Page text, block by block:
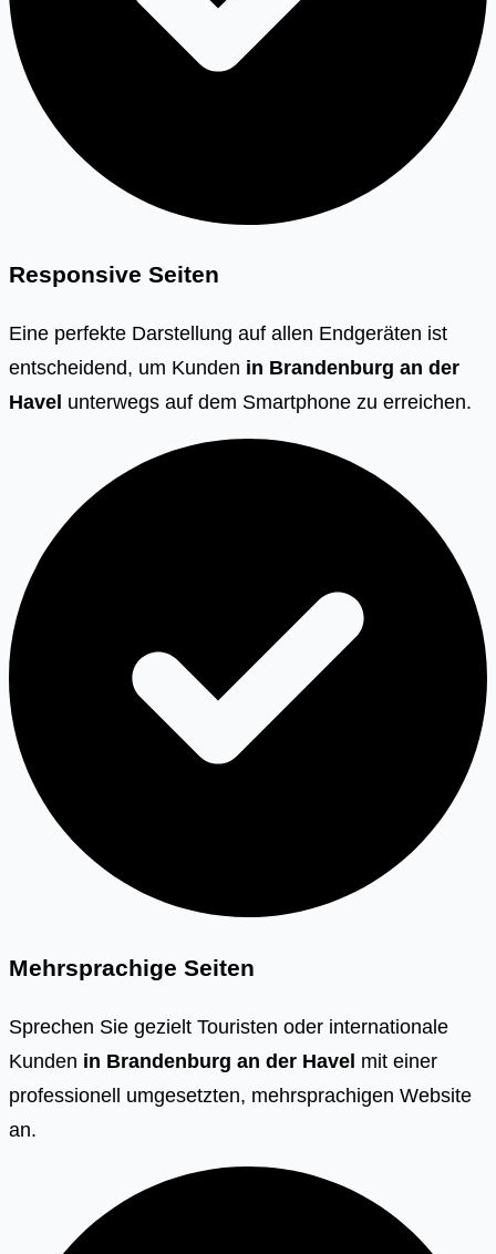
Responsive Seiten
Eine perfekte Darstellung auf allen Endgeräten ist
entscheidend, um Kunden in Brandenburg an der
Havel unterwegs auf dem Smartphone zu erreichen.
Mehrsprachige Seiten
Sprechen Sie gezielt Touristen oder internationale
Kunden in Brandenburg an der Havel mit einer
professionell umgesetzten, mehrsprachigen Website
an.